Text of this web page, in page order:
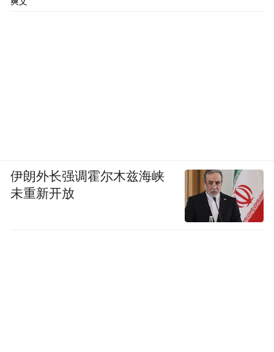
伊朗外长强调霍尔木兹海峡
未重新开放